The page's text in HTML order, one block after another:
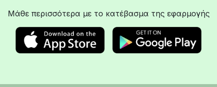
Μάθε περισσότερα με το κατέβασμα της εφαρμογής